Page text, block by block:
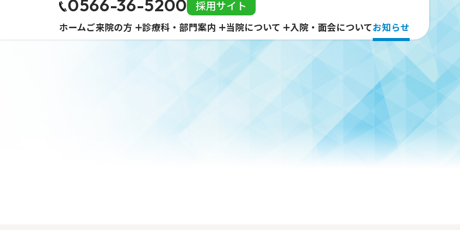
ホームご来院の方 診療科・部門案内 当院について 入院・面会についてお知らせ
0566-36-5200 採用サイト